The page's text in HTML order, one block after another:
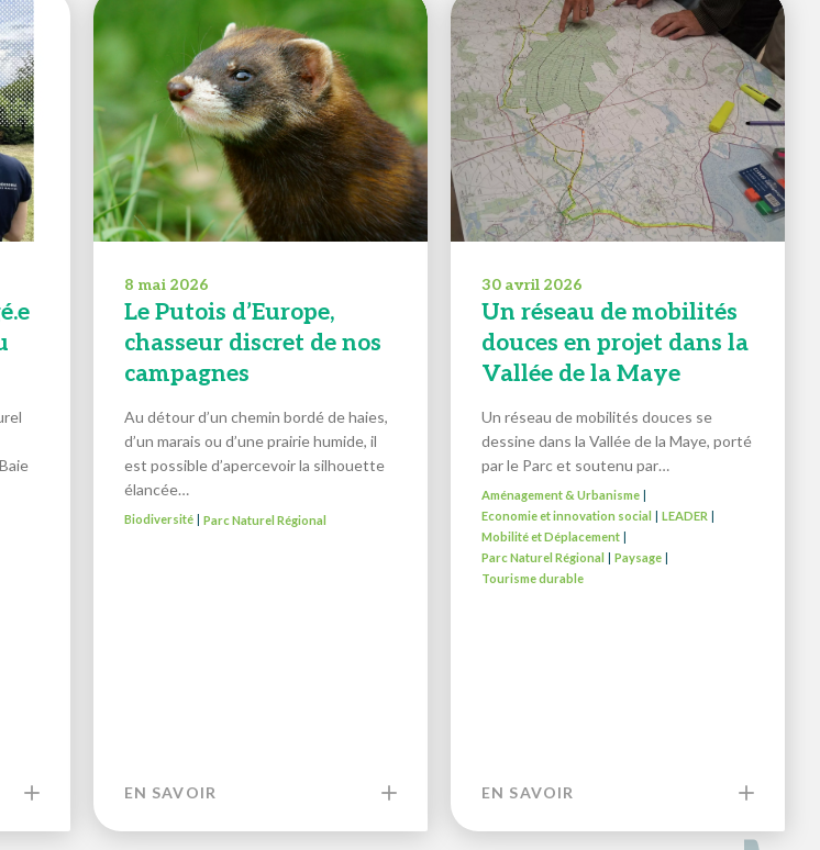
8 mai 2026
Le Putois d’Europe,
chasseur discret de nos
campagnes
Au détour d’un chemin bordé de haies,
d’un marais ou d’une prairie humide, il
est possible d’apercevoir la silhouette
élancée…
Biodiversité| Parc Naturel Régional
EN SAVOIR
30 avril 2026
Un réseau de mobilités
douces en projet dans la
Vallée de la Maye
Un réseau de mobilités douces se
dessine dans la Vallée de la Maye, porté
par le Parc et soutenu par…
Aménagement & Urbanisme|
Economie et innovation social
LEADER|
Mobilité et Déplacement|
Parc Naturel Régional
Paysage|
Tourisme durable
EN SAVOIR